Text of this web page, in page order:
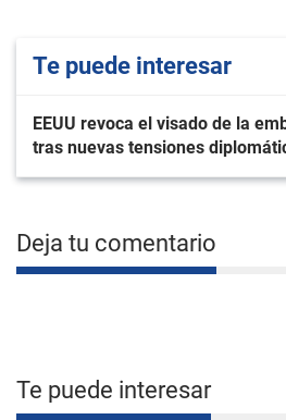
Te puede interesar
EEUU revoca el visado de la
tras nuevas tensiones
Deja tu comentario
Te puede interesar